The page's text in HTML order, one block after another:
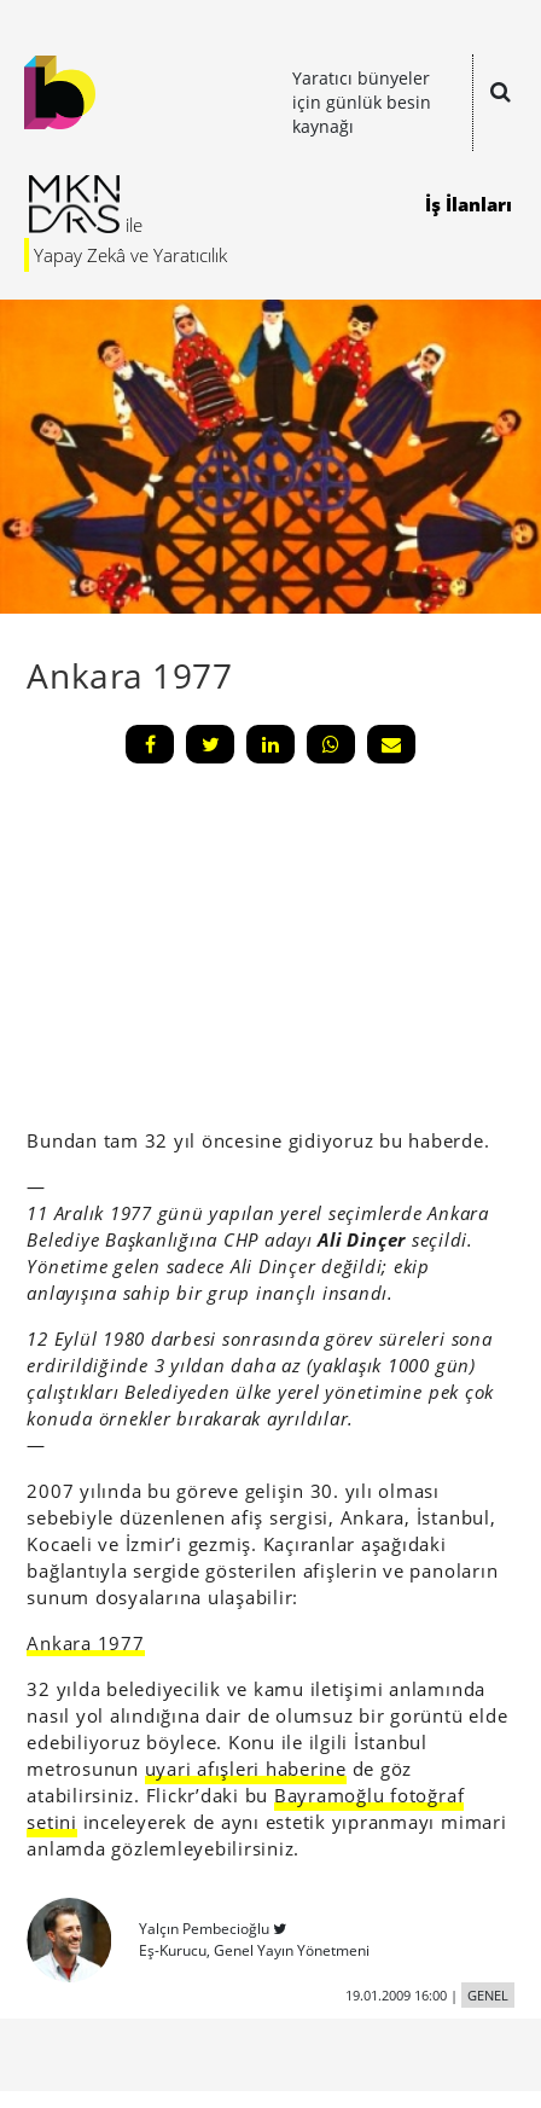
Yaratıcı bünyeler
için günlük besin
kaynağı
Yapay Zekâ ve Yaratıcılık
İş İlanları
Ankara 1977
Bundan tam 32 yıl öncesine gidiyoruz bu haberde.
—
11 Aralık 1977 günü yapılan yerel seçimlerde Ankara
Belediye Başkanlığına CHP adayıAli Dinçer seçildi.
Yönetime gelen sadece Ali Dinçer değildi; ekip
anlayışına sahip bir grup inançlı insandı.
12 Eylül 1980 darbesi sonrasında görev süreleri sona
erdirildiğinde 3 yıldan daha az (yaklaşık 1000 gün)
çalıştıkları Belediyeden ülke yerel yönetimine pek çok
konuda örnekler bırakarak ayrıldılar.
—
2007 yılında bu göreve gelişin 30. yılı olması
sebebiyle düzenlenen afiş sergisi, Ankara, İstanbul,
Kocaeli ve İzmir’i gezmiş. Kaçıranlar aşağıdaki
bağlantıyla sergide gösterilen afişlerin ve panoların
sunum dosyalarına ulaşabilir:
Ankara 1977
32 yılda belediyecilik ve kamu iletişimi anlamında
nasıl yol alındığına dair de olumsuz bir gorüntü elde
edebiliyoruz böylece. Konu ile ilgili İstanbul
metrosunun uyari afışleri haberine de göz
atabilirsiniz. Flickr’daki bu Bayramoğlu fotoğraf
setini inceleyerek de aynı estetik yıpranmayı mimari
anlamda gözlemleyebilirsiniz.
Yalçın Pembecioğlu
Eş-Kurucu, Genel Yayın Yönetmeni
19.01.2009 16:00| GENEL